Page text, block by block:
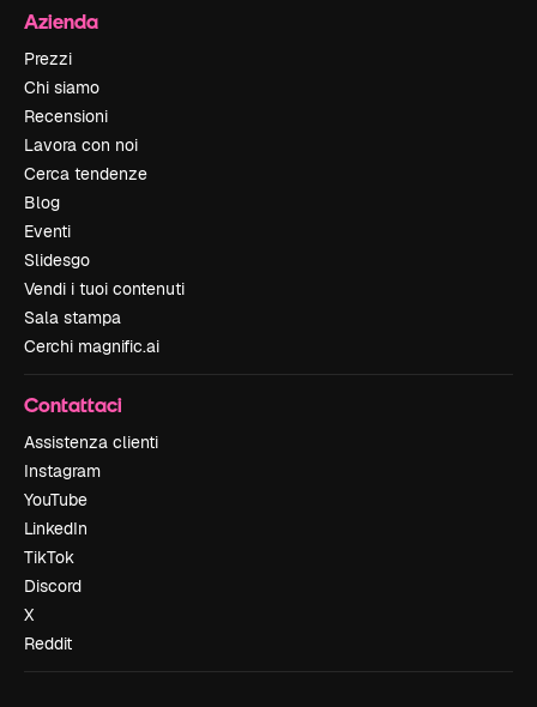
Azienda
Prezzi
Chi siamo
Recensioni
Lavora con noi
Cerca tendenze
Blog
Eventi
Slidesgo
Vendi i tuoi contenuti
Sala stampa
Cerchi magnific.ai
Contattaci
Assistenza clienti
Instagram
YouTube
LinkedIn
TikTok
Discord
X
Reddit